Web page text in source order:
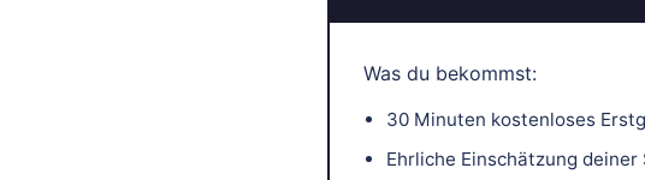
Was du bekommst:
30 Minuten kostenloses
Ehrliche Einschätzung